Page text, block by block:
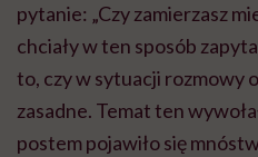
pytanie: „Czy zamierzasz
chciały w ten sposób
to, czy w sytuacji rozmowy
zasadne. Temat ten
postem pojawiło się